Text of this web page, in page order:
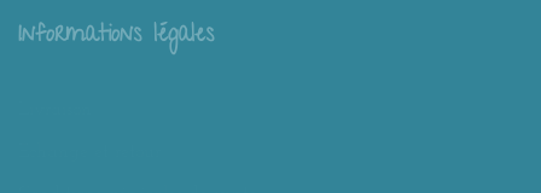
Informations légales